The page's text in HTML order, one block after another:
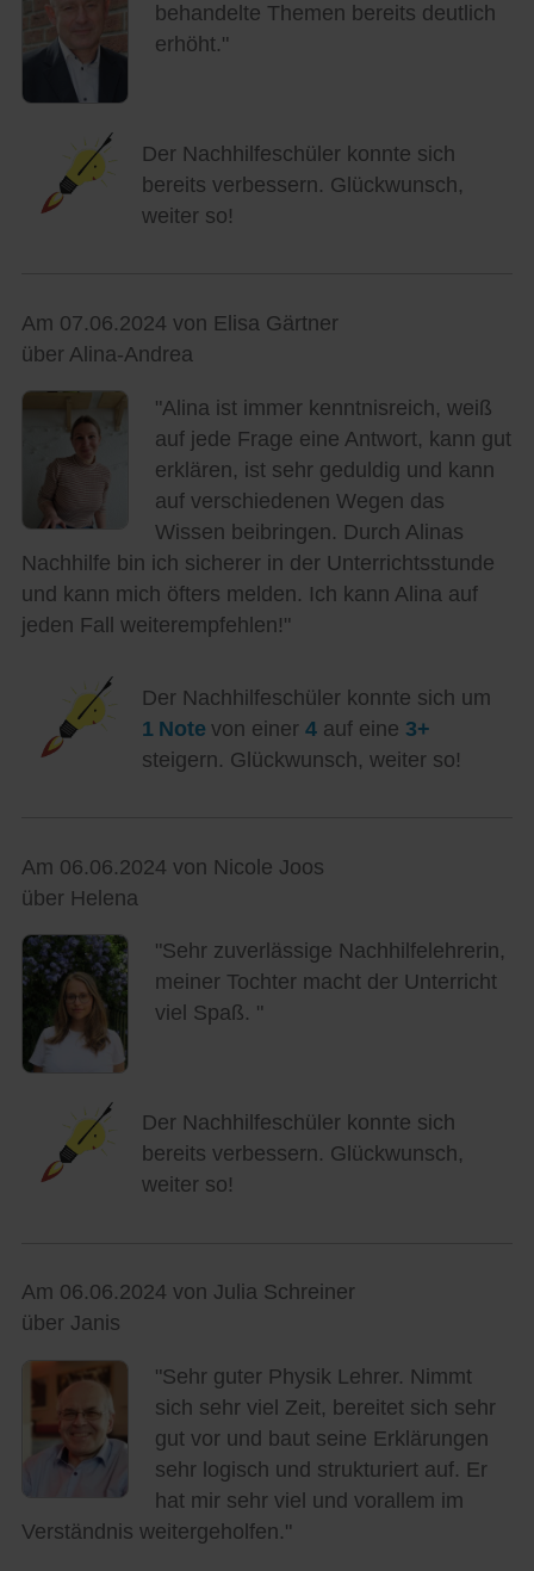
behandelte Themen bereits deutlich
erhöht."
Der Nachhilfeschüler konnte sich
bereits verbessern. Glückwunsch,
weiter so!
Am 07.06.2024 von Elisa Gärtner
über Alina-Andrea
"Alina ist immer kenntnisreich, weiß
auf jede Frage eine Antwort, kann gut
erklären, ist sehr geduldig und kann
auf verschiedenen Wegen das
Wissen beibringen. Durch Alinas
Nachhilfe bin ich sicherer in der Unterrichtsstunde
und kann mich öfters melden. Ich kann Alina auf
jeden Fall weiterempfehlen!"
Der Nachhilfeschüler konnte sich um
1 Notevon einer4auf eine 3+
steigern. Glückwunsch, weiter so!
Am 06.06.2024 von Nicole Joos
über Helena
"Sehr zuverlässige Nachhilfelehrerin,
meiner Tochter macht der Unterricht
viel Spaß. "
Der Nachhilfeschüler konnte sich
bereits verbessern. Glückwunsch,
weiter so!
Am 06.06.2024 von Julia Schreiner
über Janis
"Sehr guter Physik Lehrer. Nimmt
sich sehr viel Zeit, bereitet sich sehr
gut vor und baut seine Erklärungen
sehr logisch und strukturiert auf. Er
hat mir sehr viel und vorallem im
Verständnis weitergeholfen."